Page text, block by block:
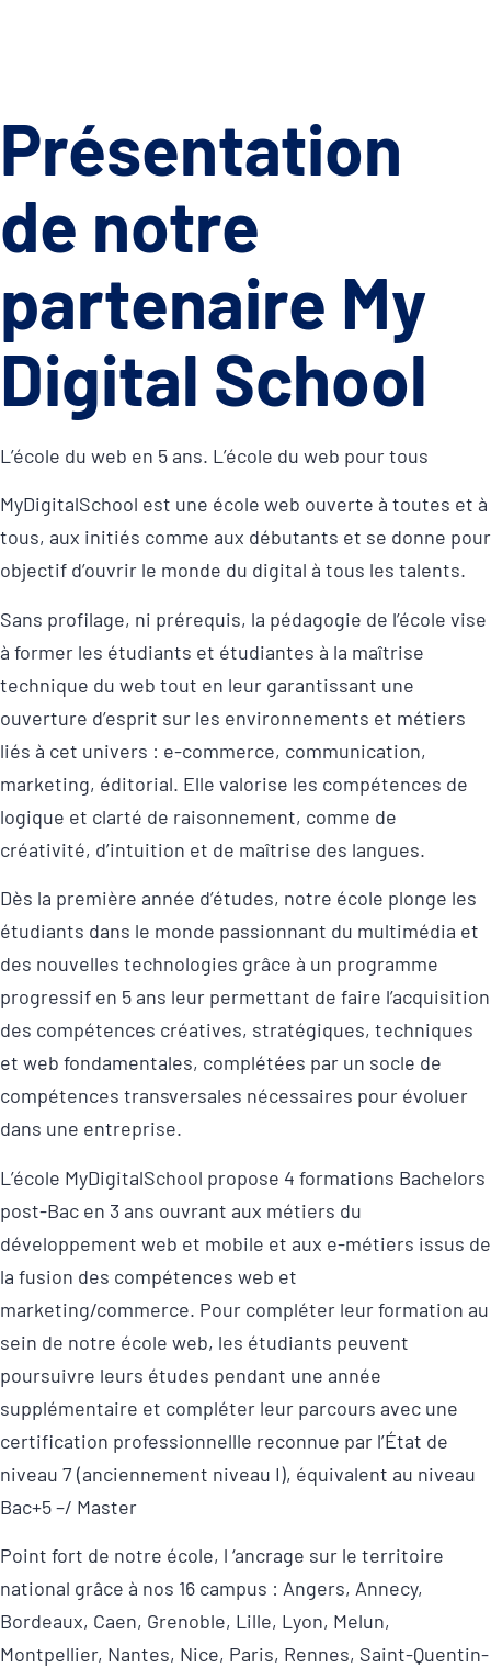
Présentation
de notre
partenaire My
Digital School
L’école du web en 5 ans. L’école du web pour tous
MyDigitalSchool est une école web ouverte à toutes et à
tous, aux initiés comme aux débutants et se donne pour
objectif d’ouvrir le monde du digital à tous les talents.
Sans profilage, ni prérequis, la pédagogie de l’école vise
à former les étudiants et étudiantes à la maîtrise
technique du web tout en leur garantissant une
ouverture d’esprit sur les environnements et métiers
liés à cet univers : e-commerce, communication,
marketing, éditorial. Elle valorise les compétences de
logique et clarté de raisonnement, comme de
créativité, d’intuition et de maîtrise des langues.
Dès la première année d’études, notre école plonge les
étudiants dans le monde passionnant du multimédia et
des nouvelles technologies grâce à un programme
progressif en 5 ans leur permettant de faire l’acquisition
des compétences créatives, stratégiques, techniques
et web fondamentales, complétées par un socle de
compétences transversales nécessaires pour évoluer
dans une entreprise.
L’école MyDigitalSchool propose 4 formations Bachelors
post-Bac en 3 ans ouvrant aux métiers du
développement web et mobile et aux e-métiers issus de
la fusion des compétences web et
marketing/commerce. Pour compléter leur formation au
sein de notre école web, les étudiants peuvent
poursuivre leurs études pendant une année
supplémentaire et compléter leur parcours avec une
certification professionnellle reconnue par l’État de
niveau 7 (anciennement niveau I), équivalent au niveau
Bac+5 –/ Master
Point fort de notre école, l ‘ancrage sur le territoire
national grâce à nos 16 campus : Angers, Annecy,
Bordeaux, Caen, Grenoble, Lille, Lyon, Melun,
Montpellier, Nantes, Nice, Paris, Rennes, Saint-Quentin-